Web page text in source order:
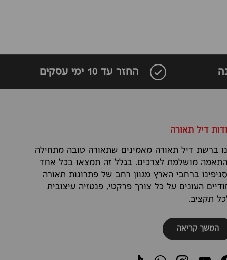
החזר עד 10 ימי עסקים
דיל תאורה
ברשת דיל תאורה מאמינים שתאורה טובה מתחילה
מושלמת לצרכים. בגלל זה תמצאו בכל אחד
ברחבי הארץ מגוון רחב של פתרונות תאורה
העונים על כל צורך פרקטי, פנטזיה עיצובית
תקציב.
המשך קריאה